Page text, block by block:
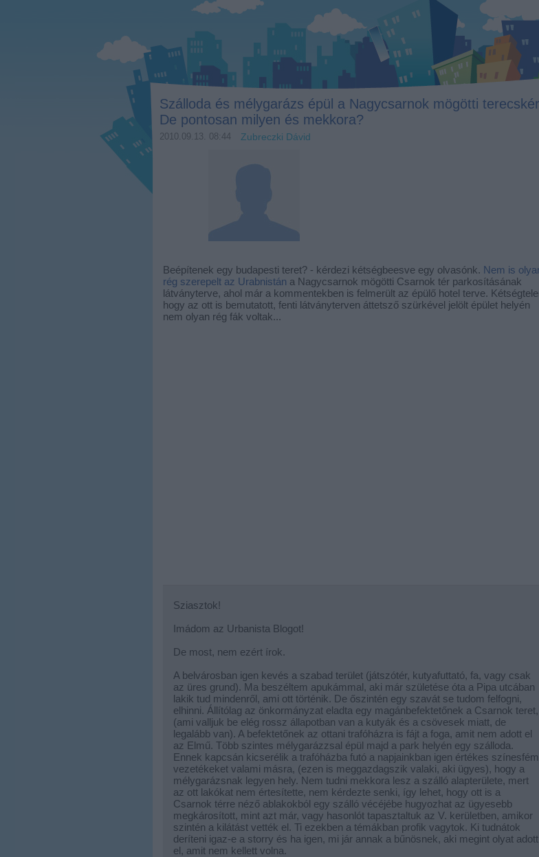
Szálloda és mélygarázs épül a Nagycsarnok mögötti
De pontosan milyen és mekkora?
2010.09.13. 08:44 Zubreczki Dávid
Beépítenek egy budapesti teret? - kérdezi kétségbeesve egy olvasónk. Nem is
rég szerepelt az Urabnistán a Nagycsarnok mögötti Csarnok tér parkosításának
látványterve, ahol már a kommentekben is felmerült az épülő hotel terve.
hogy az ott is bemutatott, fenti látványterven áttetsző szürkével jelölt épület helyén
nem olyan rég fák voltak...
Sziasztok!
Imádom az Urbanista Blogot!
De most, nem ezért írok.
A belvárosban igen kevés a szabad terület (játszótér, kutyafuttató, fa, vagy csak
az üres grund). Ma beszéltem apukámmal, aki már születése óta a Pipa utcában
lakik tud mindenről, ami ott történik. De őszintén egy szavát se tudom felfogni,
elhinni. Állítólag az önkormányzat eladta egy magánbefektetőnek a Csarnok teret,
(ami valljuk be elég rossz állapotban van a kutyák és a csövesek miatt, de
legalább van). A befektetőnek az ottani trafóházra is fájt a foga, amit nem adott el
az Elmű. Több szintes mélygarázzsal épül majd a park helyén egy szálloda.
Ennek kapcsán kicserélik a trafóházba futó a napjainkban igen értékes színesfém
vezetékeket valami másra, (ezen is meggazdagszik valaki, aki ügyes), hogy a
mélygarázsnak legyen hely. Nem tudni mekkora lesz a szálló alapterülete, mert
az ott lakókat nem értesítette, nem kérdezte senki, így lehet, hogy ott is a
Csarnok térre néző ablakokból egy szálló vécéjébe hugyozhat az ügyesebb
megkárosított, mint azt már, vagy hasonlót tapasztaltuk az V. kerületben, amikor
szintén a kilátást vették el. Ti ezekben a témákban profik vagytok. Ki tudnátok
deríteni igaz-e a storry és ha igen, mi jár annak a bűnösnek, aki megint olyat adott
el, amit nem kellett volna.